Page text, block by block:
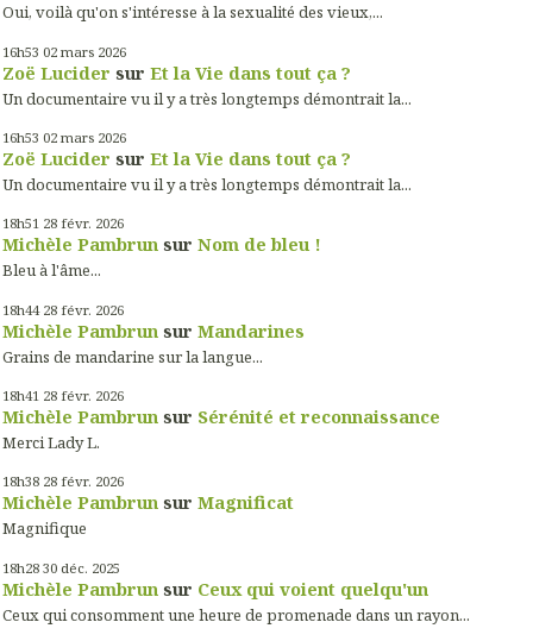
Oui, voilà qu'on s'intéresse à la sexualité des vieux,...
16h53 02 mars 2026
Zoë Lucider sur Et la Vie dans tout ça ?
Un documentaire vu il y a très longtemps démontrait la...
16h53 02 mars 2026
Zoë Lucider sur Et la Vie dans tout ça ?
Un documentaire vu il y a très longtemps démontrait la...
18h51 28 févr. 2026
Michèle Pambrun sur Nom de bleu !
Bleu à l'âme...
18h44 28 févr. 2026
Michèle Pambrun sur Mandarines
Grains de mandarine sur la langue...
18h41 28 févr. 2026
Michèle Pambrun sur Sérénité et reconnaissance
Merci Lady L.
18h38 28 févr. 2026
Michèle Pambrun sur Magnificat
Magnifique
18h28 30 déc. 2025
Michèle Pambrun sur Ceux qui voient quelqu'un
Ceux qui consomment une heure de promenade dans un rayon...